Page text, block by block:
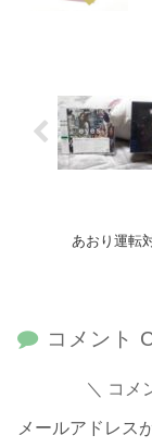
あおり運転
コメント
コメ
メールアドレス